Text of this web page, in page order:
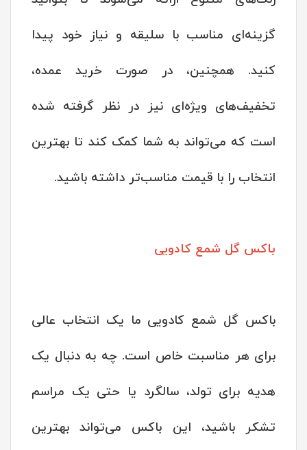
گزینه‌ای مناسب با سلیقه و نیاز خود پیدا
کنید. همچنین، در صورت خرید عمده،
تخفیف‌های ویژه‌ای نیز در نظر گرفته شده
است که می‌تواند به شما کمک کند تا بهترین
انتخاب را با قیمت مناسب‌تر داشته باشید.
باکس گل شمع کادویی
باکس گل شمع کادویی ما یک انتخاب عالی
برای هر مناسبت خاص است. چه به دنبال یک
هدیه برای تولد، سالگرد یا حتی یک مراسم
تشکر باشید، این باکس می‌تواند بهترین